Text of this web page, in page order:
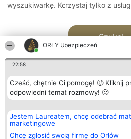
ORŁY Ubezpieczeń
22:58
Cześć, chętnie Ci pomogę! 🙂 Kliknij
odpowiedni temat rozmowy! 🙂
Jestem Laureatem, chcę odebrać
marketingowe
Chcę zgłosić swoją firmę do Orłów
wyszukiwarkę. Korzystaj tylko z
Szukaj
Organizator plebiscytu
Bright Side Solutions sp. z o.
o. sp. k.
ul. Ruska 22
Plebiscyt
Laureaci
wszystkich